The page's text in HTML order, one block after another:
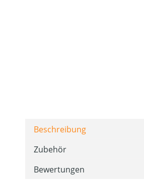
Beschreibung
Zubehör
Bewertungen